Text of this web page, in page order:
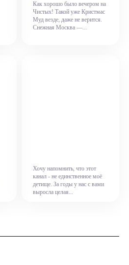
Как хорошо было вечером на
Чистых! Такой уже Кристмас
Муд везде, даже не верится.
Снежная Москва —...
Хочу напомнить, что этот
канал - не единственное моё
детище. За годы у нас с вами
выросла целая...